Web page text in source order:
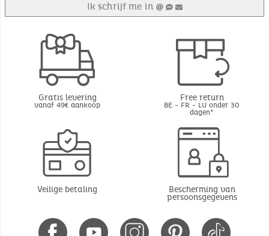
Ik schrijf me in
Gratis levering
vanaf 49€ aankoop
Free return
BE - FR - LU onder 30
dagen*
Veilige betaling Bescherming van
persoonsgegevens